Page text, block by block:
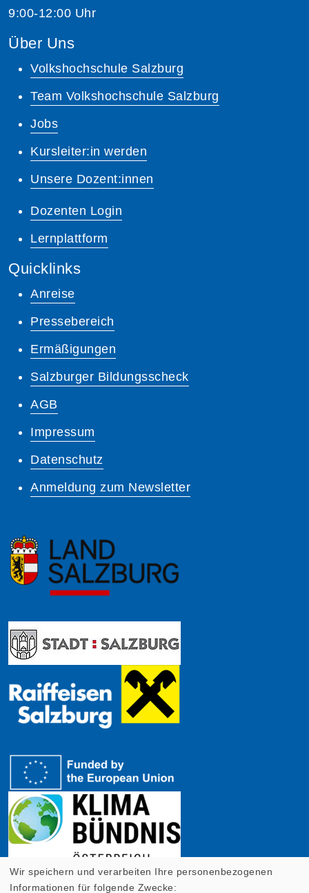
9:00-12:00 Uhr
Über Uns
Volkshochschule Salzburg
Team Volkshochschule Salzburg
Jobs
Kursleiter:in werden
Unsere Dozent:innen
Dozenten Login
Lernplattform
Quicklinks
Anreise
Pressebereich
Ermäßigungen
Salzburger Bildungsscheck
AGB
Impressum
Datenschutz
Anmeldung zum Newsletter
Wir speichern und verarbeiten Ihre personenbezogenen
Informationen für folgende Zwecke: